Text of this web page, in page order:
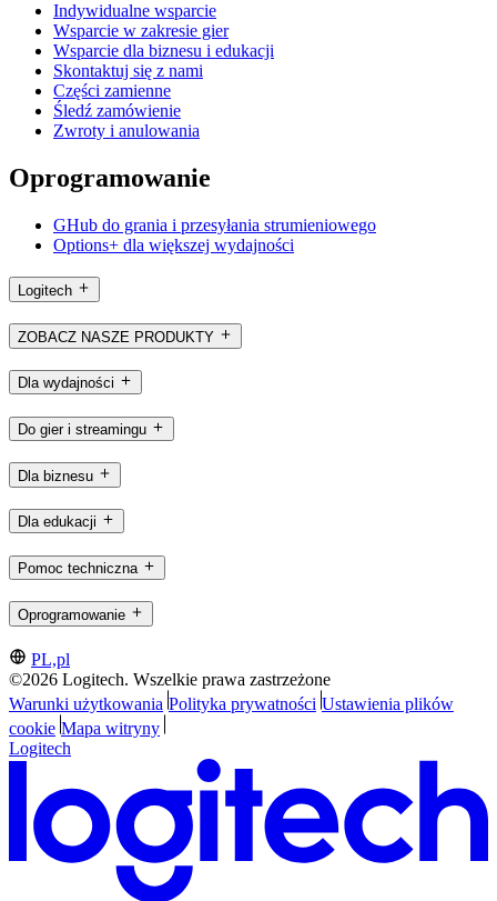
Indywidualne wsparcie
Wsparcie w zakresie gier
Wsparcie dla biznesu i edukacji
Skontaktuj się z nami
Części zamienne
Śledź zamówienie
Zwroty i anulowania
Oprogramowanie
GHub do grania i przesyłania strumieniowego
Options+ dla większej wydajności
Logitech
ZOBACZ NASZE PRODUKTY
Dla wydajności
Do gier i streamingu
Dla biznesu
Dla edukacji
Pomoc techniczna
Oprogramowanie
PL,pl
©2026 Logitech. Wszelkie prawa zastrzeżone
Warunki użytkowania Polityka prywatności Ustawienia plików
cookie Mapa witryny
Logitech